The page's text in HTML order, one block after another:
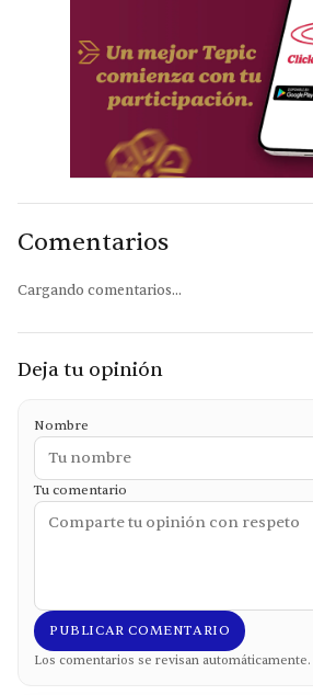
Comentarios
Cargando comentarios...
Deja tu opinión
Nombre
Tu comentario
PUBLICAR COMENTARIO
Los comentarios se revisan automáticamente.